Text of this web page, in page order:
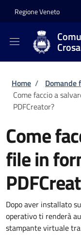
Regione Veneto
Briciole di
Home / Domande
Come faccio a
PDFCreator?
Come
file in
Dopo aver installato
operativo ti renderà
stampante virtuale